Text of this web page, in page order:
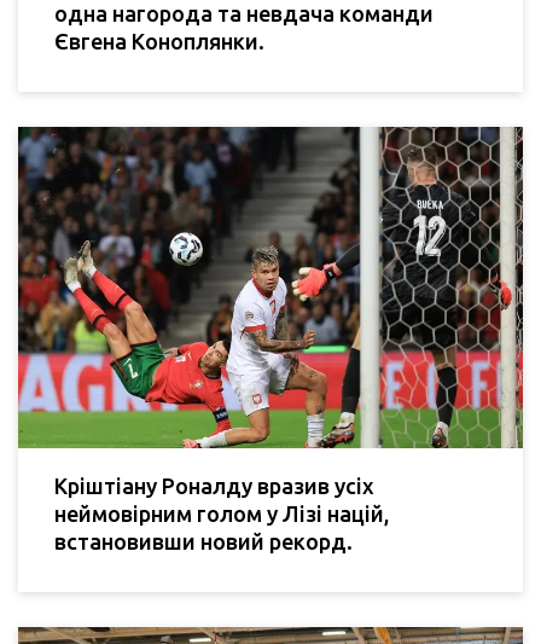
одна нагорода та невдача команди
Євгена Коноплянки.
Кріштіану Роналду вразив усіх
неймовірним голом у Лізі націй,
встановивши новий рекорд.